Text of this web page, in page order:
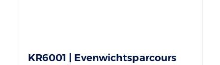
KR6001 | Evenwichtsparcours